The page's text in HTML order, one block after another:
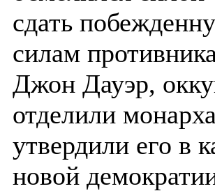
сдать
силам
Джон Дауэр,
отделили
утвердили его в
новой